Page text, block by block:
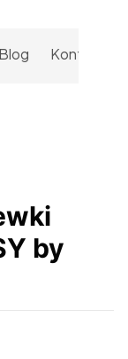
Blog Kontakt
by